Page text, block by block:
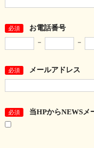
必須 お電話番号
－ －
必須 メールアドレス
必須 当HPからNEWSメ